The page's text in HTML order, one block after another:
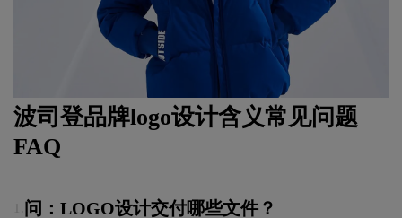
波司登品牌logo设计含义常见问题
FAQ
问：LOGO设计交付哪些文件？